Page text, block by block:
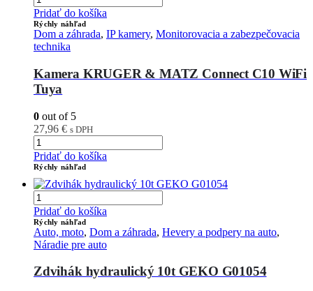
Pridať do košíka
Rýchly náhľad
Dom a záhrada, IP kamery, Monitorovacia a zabezpečovacia
technika
Kamera KRUGER & MATZ Connect C10 WiFi
Tuya
0 out of 5
27,96 € s DPH
Pridať do košíka
Rýchly náhľad
Pridať do košíka
Rýchly náhľad
Auto, moto, Dom a záhrada, Hevery a podpery na auto,
Náradie pre auto
Zdvihák hydraulický 10t GEKO G01054